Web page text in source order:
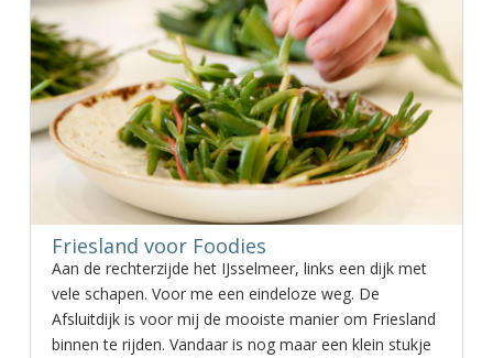
Friesland voor Foodies
Aan de rechterzijde het IJsselmeer, links een dijk met
vele schapen. Voor me een eindeloze weg. De
Afsluitdijk is voor mij de mooiste manier om Friesland
binnen te rijden. Vandaar is nog maar een klein stukje